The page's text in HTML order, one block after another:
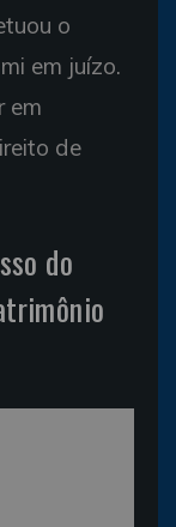
o
em juízo.
em
de
do